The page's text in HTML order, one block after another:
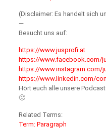
(Disclaimer: Es handelt sich
—
Besucht uns auf:
https://www.jusprofi.at
https://www.facebook.com/
https://www.instagram.com/
https://www.linkedin.com/
Hört euch alle unsere
🙂
Related Terms:
Term: Paragraph